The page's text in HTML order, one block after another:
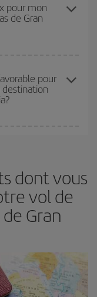
sur le vol et de la
plus économiques
est
pour mon
de Gran
vous êtes certain
pour
De plus, en
vol lors de votre
économique.
dont vous
vol de
Gran